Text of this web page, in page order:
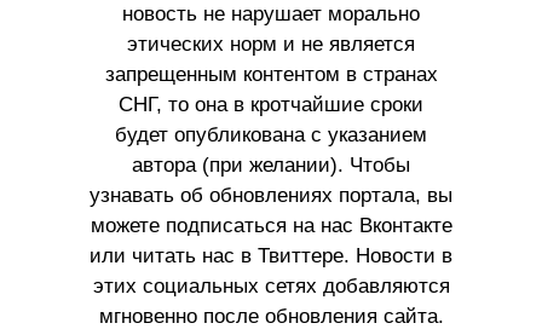
новость не нарушает морально
этических норм и не является
запрещенным контентом в странах
СНГ, то она в кротчайшие сроки
будет опубликована с указанием
автора (при желании). Чтобы
узнавать об обновлениях портала, вы
можете подписаться на нас Вконтакте
или читать нас в Твиттере. Новости в
этих социальных сетях добавляются
мгновенно после обновления сайта.